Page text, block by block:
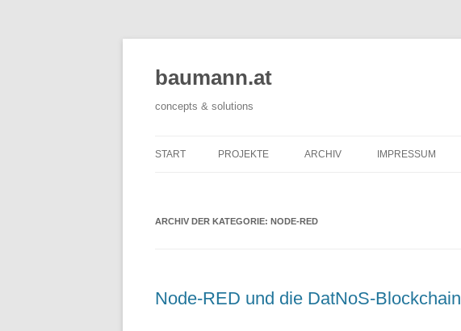
baumann.at
concepts & solutions
START PROJEKTE ARCHIV IMPRESSUM
ARCHIV DER KATEGORIE: NODE-RED
Node-RED und die DatNoS-Blockchain